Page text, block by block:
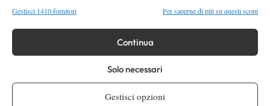
Gestisci 1410 fornitori Per saperne di più su questi scopi
Continua
Solo necessari
Gestisci opzioni
Facebook
X